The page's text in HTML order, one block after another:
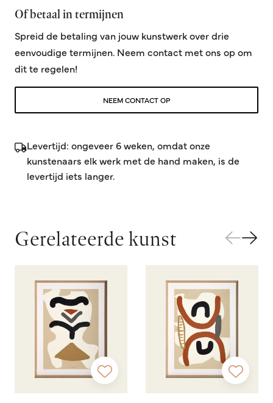
Of betaal in termijnen
Spreid de betaling van jouw kunstwerk over drie
eenvoudige termijnen. Neem contact met ons op om
dit te regelen!
NEEM CONTACT OP
Levertijd: ongeveer 6 weken, omdat onze
kunstenaars elk werk met de hand maken, is de
levertijd iets langer.
Gerelateerde kunst